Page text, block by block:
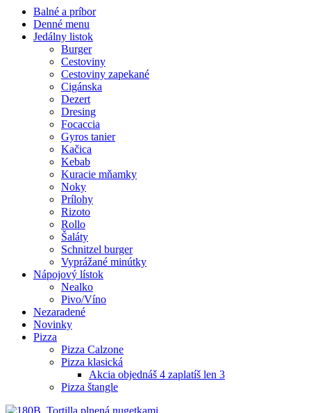
Balné a príbor
Denné menu
Jedálny listok
Burger
Cestoviny
Cestoviny zapekané
Cigánska
Dezert
Dresing
Focaccia
Gyros tanier
Kačica
Kebab
Kuracie mňamky
Noky
Prílohy
Rizoto
Rollo
Šaláty
Schnitzel burger
Vyprážané minútky
Nápojový lístok
Nealko
Pivo/Víno
Nezaradené
Novinky
Pizza
Pizza Calzone
Pizza klasická
Akcia objednáš 4 zaplatíš len 3
Pizza štangle